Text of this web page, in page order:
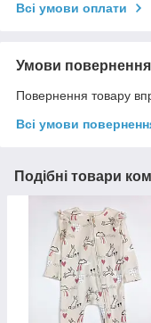
Всі умови оплати
Умови повернення
Повернення товару
Всі умови
Подібні товари